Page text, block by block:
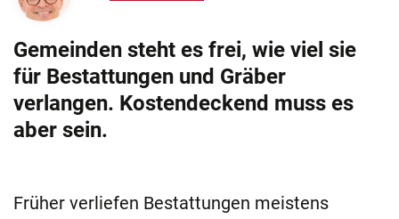
Gemeinden steht es frei, wie viel sie
für Bestattungen und Gräber
verlangen. Kostendeckend muss es
aber sein.
Früher verliefen Bestattungen meistens